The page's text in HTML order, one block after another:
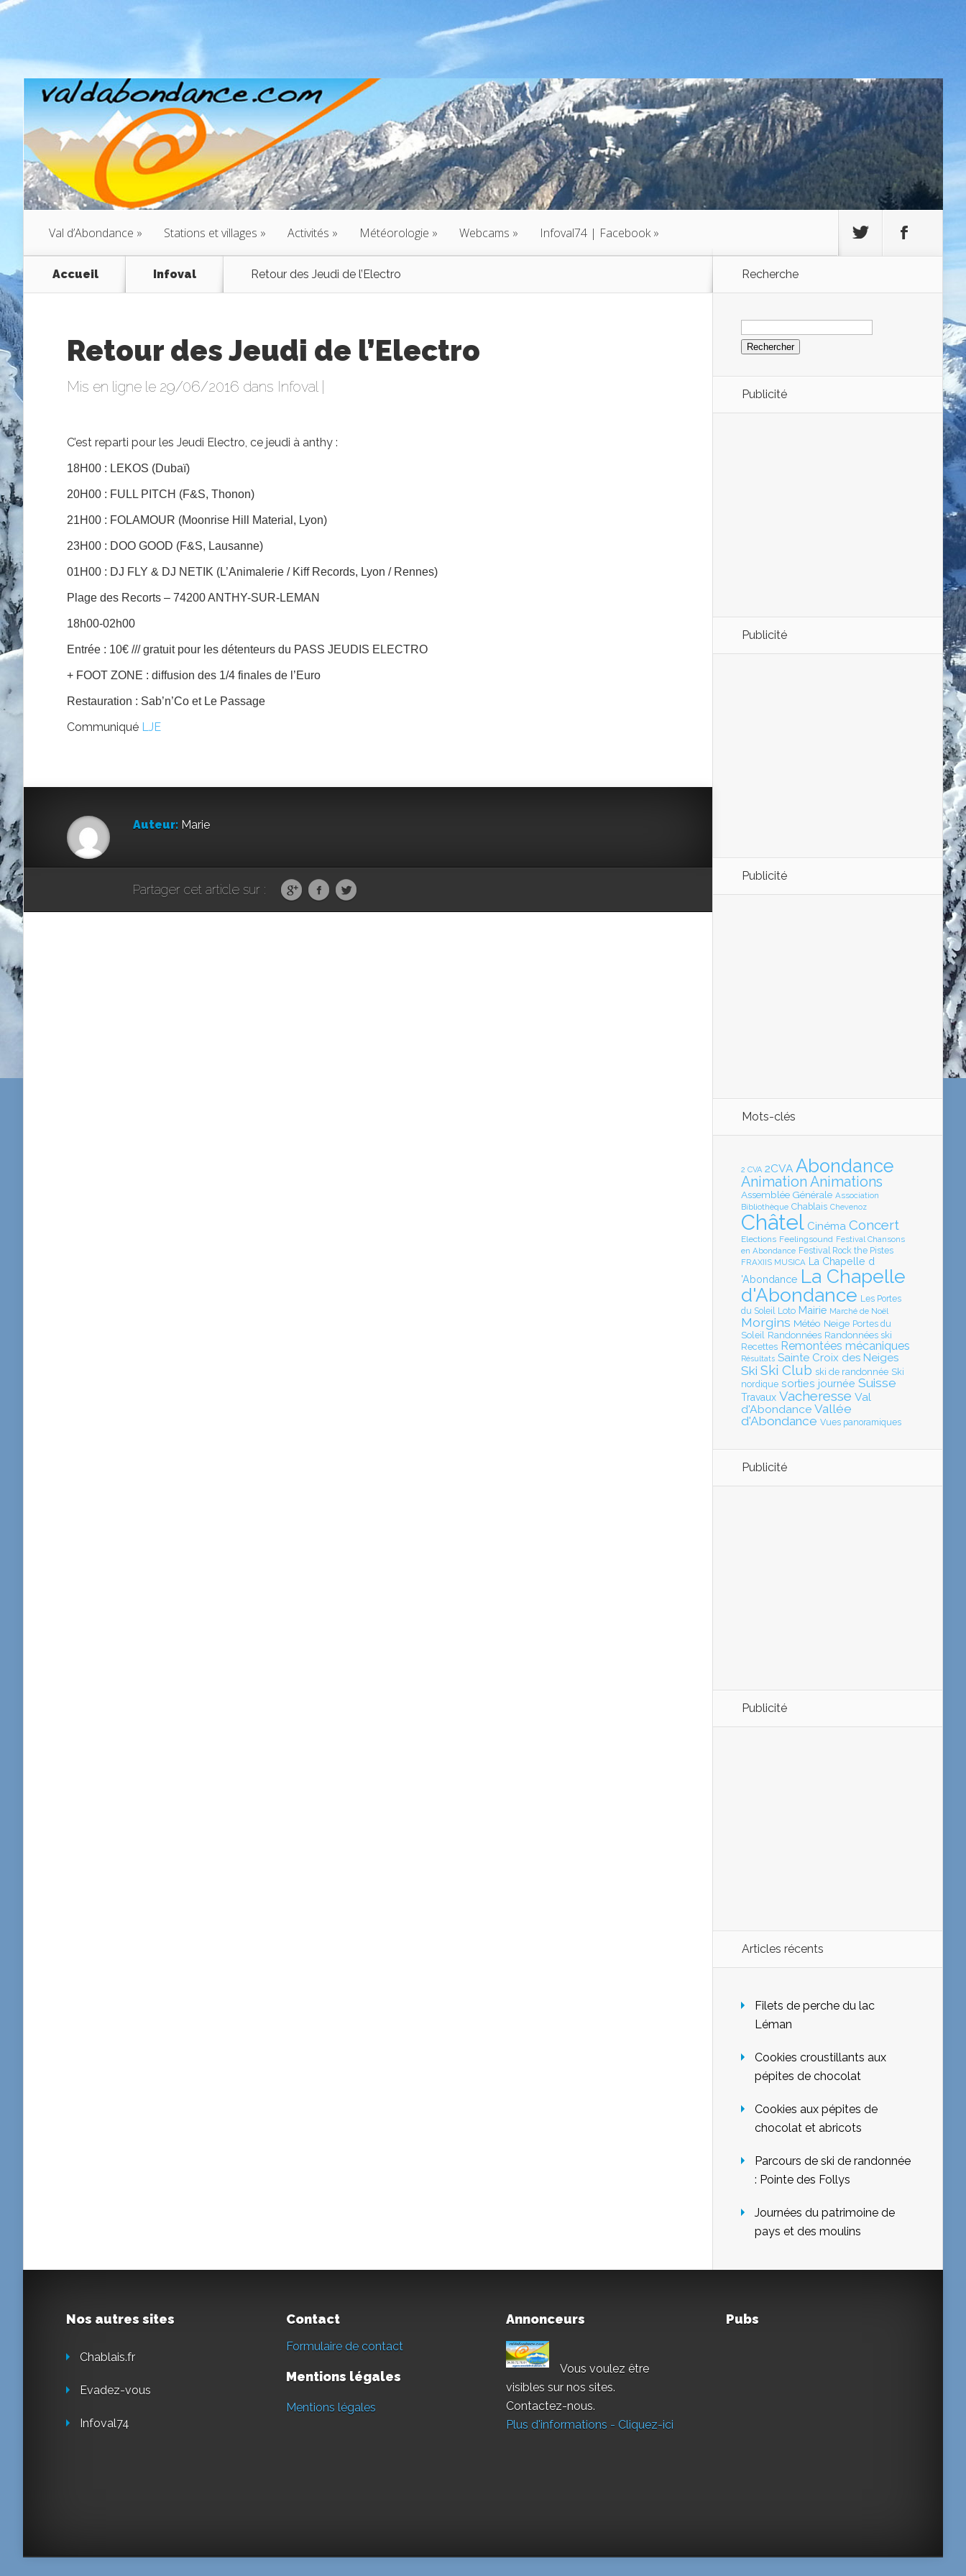
Val d’Abondance » Stations et villages » Activités » Météorologie » Webcams » Infoval74 | Facebook»
Accueil Infoval Retour des Jeudi de l’Electro
Retour des Jeudi de l’Electro
Mis en ligne le 29/06/2016 dans Infoval|
C’est reparti pour les Jeudi Electro, ce jeudi à anthy :
18H00 : LEKOS (Dubaï)
20H00 : FULL PITCH (F&S, Thonon)
21H00 : FOLAMOUR (Moonrise Hill Material, Lyon)
23H00 : DOO GOOD (F&S, Lausanne)
01H00 : DJ FLY & DJ NETIK (L’Animalerie / Kiff Records, Lyon / Rennes)
Plage des Recorts – 74200 ANTHY-SUR-LEMAN
18h00-02h00
Entrée : 10€ /// gratuit pour les détenteurs du PASS JEUDIS ELECTRO
+ FOOT ZONE : diffusion des 1/4 finales de l’Euro
Restauration : Sab’n’Co et Le Passage
Communiqué LJE
Auteur: Marie
Partager cet article sur :
Recherche
Rechercher :
Publicité
Publicité
Publicité
Mots-clés
2 CVA 2CVA Abondance
Animation Animations
Assemblée Générale Association
Bibliothèque Chablais Chevenoz
Châtel Cinéma Concert
Elections Feelingsound Festival Chansons
en Abondance Festival Rock the Pistes
FRAXIIS MUSICA
La Chapelle d
'Abondance La Chapelle
d'Abondance Les Portes
du Soleil Loto Mairie Marché de Noël
Morgins Météo Neige Portes du
Soleil Randonnées Randonnées ski
Recettes Remontées mécaniques
Résultats Sainte Croix des Neiges
Ski Ski Club ski de randonnée Ski
nordique sorties journée Suisse
Travaux Vacheresse Val
d'Abondance Vallée
d'Abondance Vues panoramiques
Publicité
Publicité
Articles récents
Filets de perche du lac
Léman
Cookies croustillants aux
pépites de chocolat
Cookies aux pépites de
chocolat et abricots
Parcours de ski de randonnée
: Pointe des Follys
Journées du patrimoine de
pays et des moulins
Nos autres sites
Chablais.fr
Evadez-vous
Infoval74
Contact
Formulaire de contact
Mentions légales
Mentions légales
Annonceurs
Vous voulez être
visibles sur nos sites.
Contactez-nous.
Plus d'informations - Cliquez-ici
Pubs